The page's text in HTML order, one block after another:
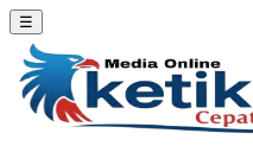
☰